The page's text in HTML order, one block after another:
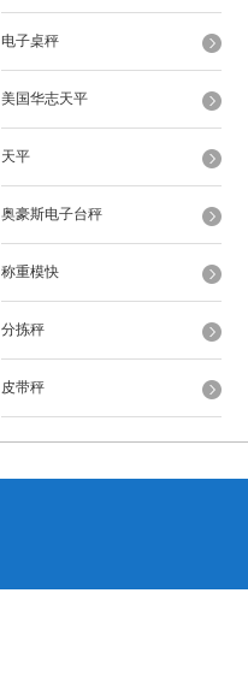
电子桌秤
美国华志天平
天平
奥豪斯电子台秤
称重模快
分拣秤
皮带秤